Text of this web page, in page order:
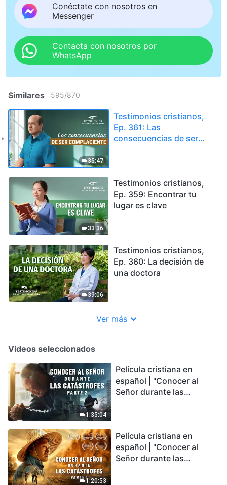
Conéctate con nosotros en
Messenger
Contacta con nosotros por
WhatsApp
Similares 595/870
35:47
Testimonios cristianos,
Ep. 361: Las
consecuencias de ser
33:36
Testimonios cristianos,
Ep. 359: Encontrar tu
lugar es clave
39:06
Testimonios cristianos,
Ep. 360: La decisión de
una doctora
Ver más
Videos seleccionados
1:35:04
Película cristiana en
español | "Conocer al
Señor durante las
podemos sobrevivir?
1:20:53
Película cristiana en
español | "Conocer al
Señor durante las